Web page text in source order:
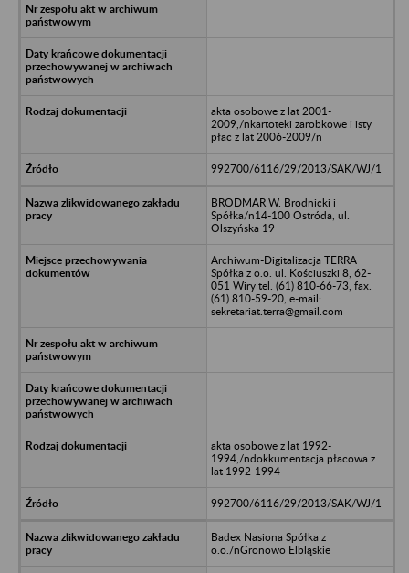
akta osobowe z lat 2001-
2009,/nkartoteki zarobkowe i isty
płac z lat 2006-2009/n
992700/6116/29/2013/SAK/WJ/1
BRODMAR W. Brodnicki i
Spółka/n14-100 Ostróda, ul.
Olszyńska 19
Archiwum-Digitalizacja TERRA
Spółka z o.o. ul. Kościuszki 8, 62-
051 Wiry tel. (61) 810-66-73, fax.
(61) 810-59-20, e-mail:
sekretariat.terra@gmail.com
akta osobowe z lat 1992-
1994,/ndokkumentacja płacowa z
lat 1992-1994
992700/6116/29/2013/SAK/WJ/1
Badex Nasiona Spółka z
o.o./nGronowo Elbląskie